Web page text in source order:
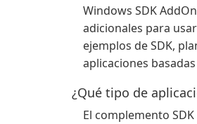
Windows SDK
adicionales para
ejemplos de SDK,
aplicaciones
¿Qué tipo de
El complemento